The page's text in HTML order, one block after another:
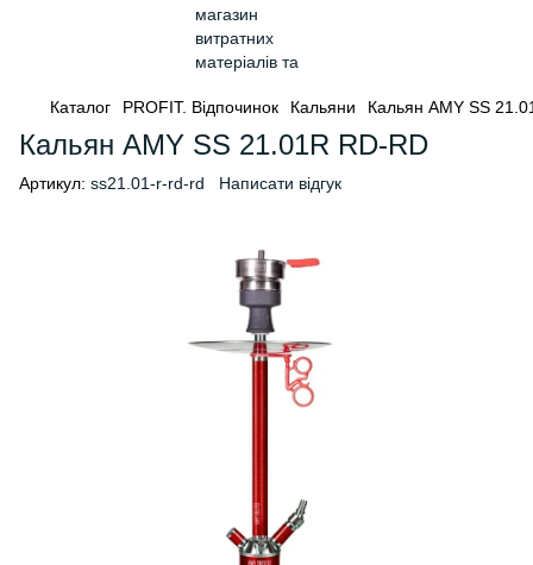
Каталог PROFIT. Відпочинок Кальяни Кальян AMY SS
Кальян AMY SS 21.01R RD-RD
Артикул: ss21.01-r-rd-rd Написати відгук